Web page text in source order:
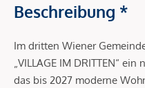
Beschreibung *
Im dritten Wiener
„VILLAGE IM DRITTEN“
das bis 2027 moderne